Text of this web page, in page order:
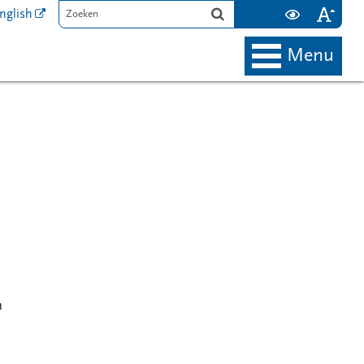
menu